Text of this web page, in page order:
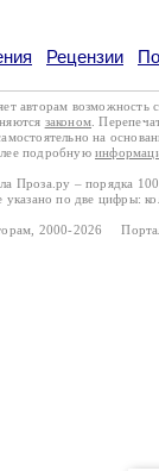
Рецензии
авторам
законом .
на
подробную
Проза.ру – порядка
по две цифры:
2000-2026